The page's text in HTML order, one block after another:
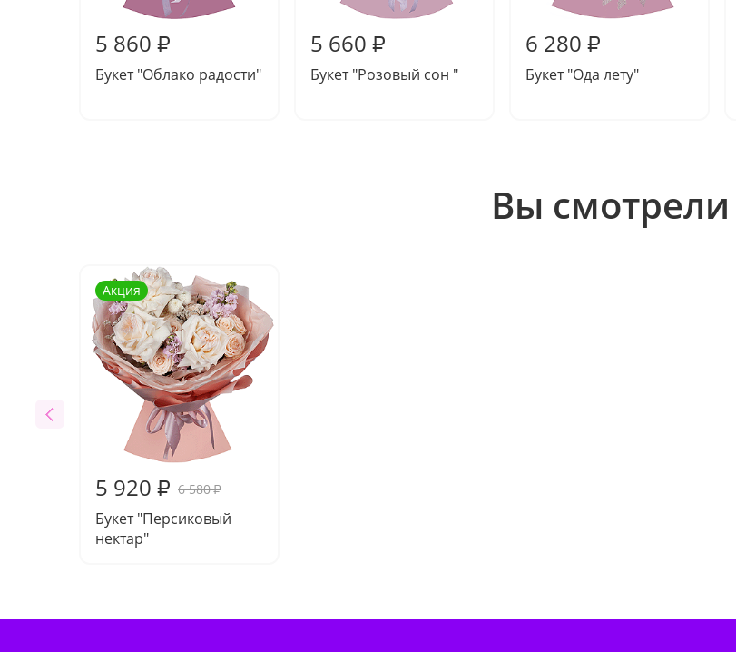
5 860 ₽
Букет "Облако радости"
5 660 ₽
Букет "Розовый сон "
6 280 ₽
Букет "Ода лету"
Вы смотрели
Акция
5 920 ₽ 6 580₽
Букет "Персиковый
нектар"